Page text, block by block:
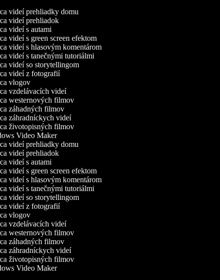
videí prehliadky domu
videí prehliadok
videí s autami
videí s green screen efektom
videí s hlasovým komentárom
videí s tanečnými tutoriálmi
videí so storytellingom
videí z fotografií
vlogov
vzdelávacích videí
westernových filmov
záhadných filmov
záhradníckych videí
životopisných filmov
Video Maker
videí prehliadky domu
videí prehliadok
videí s autami
videí s green screen efektom
videí s hlasovým komentárom
videí s tanečnými tutoriálmi
videí so storytellingom
videí z fotografií
vlogov
vzdelávacích videí
westernových filmov
záhadných filmov
záhradníckych videí
životopisných filmov
Video Maker